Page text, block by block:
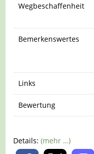
Wegbeschaffenheit
Bemerkenswertes
Links
Bewertung
Details:(mehr …)